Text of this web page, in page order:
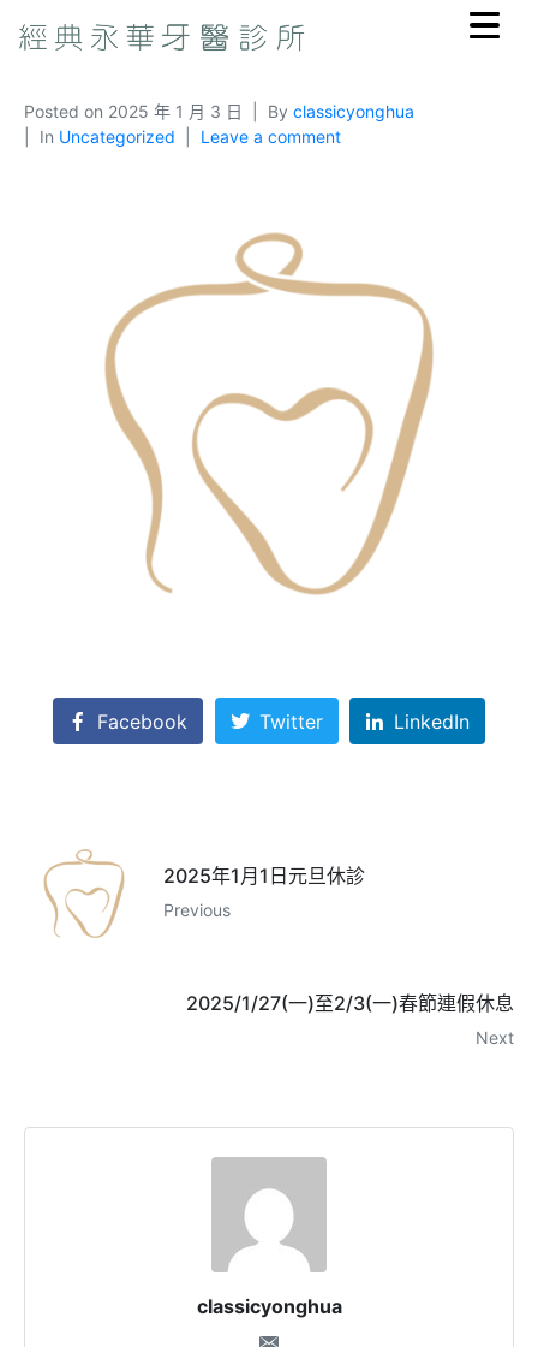
Posted on 2025 年 1 月 3 日 By classicyonghua
In Uncategorized Leave a comment
Facebook Twitter LinkedIn
2025年1月1日元旦休診
Previous
2025/1/27(一)至2/3(一)春節連假休息
Next
classicyonghua